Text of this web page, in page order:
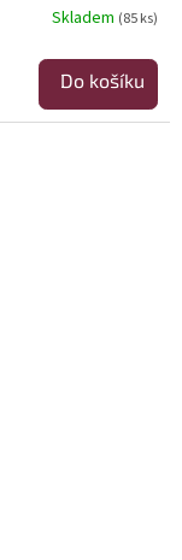
Skladem (85 ks)
Do košíku